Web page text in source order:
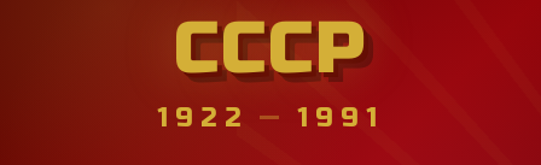
СССР
1922 — 1991